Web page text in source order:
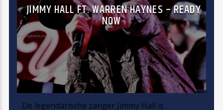
JIMMY HALL FT. WARREN HAYNES – READY
NOW
De legendarische zanger Jimmy Hall is